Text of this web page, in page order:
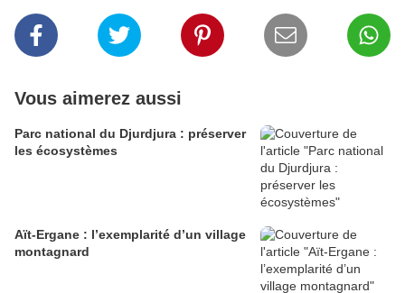
Vous aimerez aussi
Parc national du Djurdjura : préserver
les écosystèmes
Aït-Ergane : l’exemplarité d’un village
montagnard